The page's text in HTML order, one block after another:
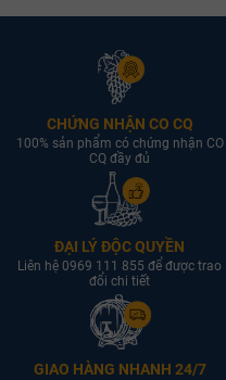
CHỨNG NHẬN CO CQ
100% sản phẩm có chứng nhận CO
CQ đầy đủ
ĐẠI LÝ ĐỘC QUYỀN
Liên hệ 0969 111 855 để được trao
đổi chi tiết
GIAO HÀNG NHANH 24/7